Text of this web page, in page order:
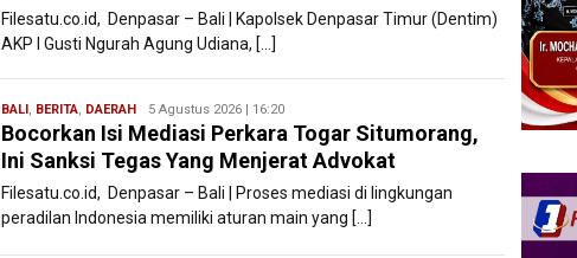
Filesatu.co.id, Denpasar – Bali | Kapolsek Denpasar Timur (Dentim)
AKP I Gusti Ngurah Agung Udiana, […]
BALI BERITA DAERAH Bentar
Bali
5 Agustus 2026 | 16:20
Bocorkan Isi Mediasi Perkara Togar Situmorang,
Ini Sanksi Tegas Yang Menjerat Advokat
Filesatu.co.id, Denpasar – Bali | Proses mediasi di lingkungan
peradilan Indonesia memiliki aturan main yang […]